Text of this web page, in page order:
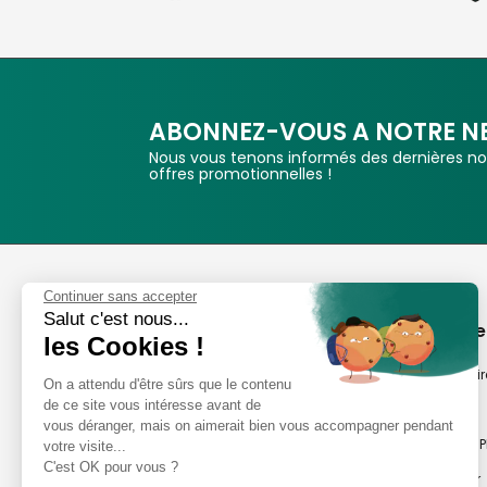
ABONNEZ-VOUS A NOTRE
Nous vous tenons informés des dernières
offres promotionnelles !
Phox
Spécialiste de l'image
Suivez-nous
Avis clients
A propos
Notre savoir-
Nos magasins
Notre newsletter
Continuer sans accepter
Salut c'est nous...
les Cookies !
On a attendu d'être sûrs que le contenu
de ce site vous intéresse avant de
vous déranger, mais on aimerait bien vous accompagner pendant
votre visite...
C'est OK pour vous ?